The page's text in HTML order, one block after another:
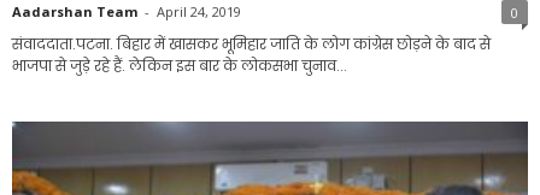
Aadarshan Team - April 24, 2019 0
संवाददाता.पटना. बिहार में खासकर भूमिहार जाति के लोग कांग्रेस छोड़ने के बाद से
भाजपा से जुड़े रहे हैं. लेकिन इस बार के लोकसभा चुनाव...